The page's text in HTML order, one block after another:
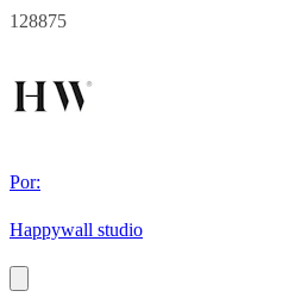
128875
Por:
Happywall studio